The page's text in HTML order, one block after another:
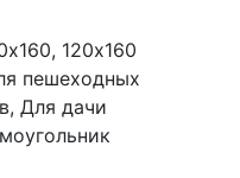
120х160
пешеходных
Для дачи